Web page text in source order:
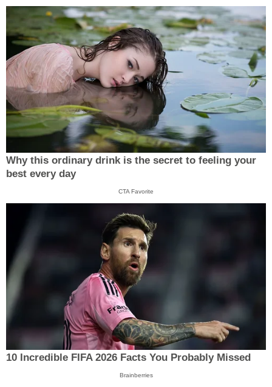
Why this ordinary drink is the secret to feeling your
best every day
CTA Favorite
10 Incredible FIFA 2026 Facts You Probably Missed
Brainberries